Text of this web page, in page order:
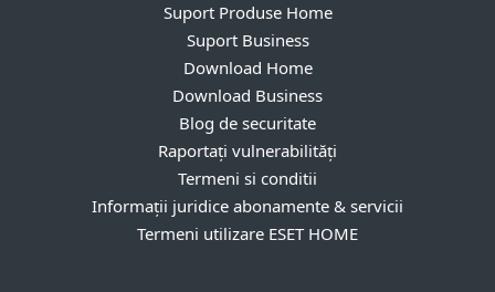
Suport Produse Home
Suport Business
Download Home
Download Business
Blog de securitate
Raportați vulnerabilități
Termeni si conditii
Informații juridice abonamente & servicii
Termeni utilizare ESET HOME